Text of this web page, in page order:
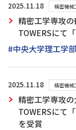
2025.11.18 精密機械
精密工学専攻
TOWERSにて
#中央大学理工学部
2025.11.18 精密機械
精密工学専攻
TOWERSにて
を受賞